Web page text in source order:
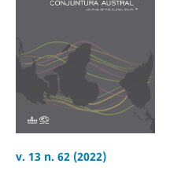
v. 13 n. 62 (2022)